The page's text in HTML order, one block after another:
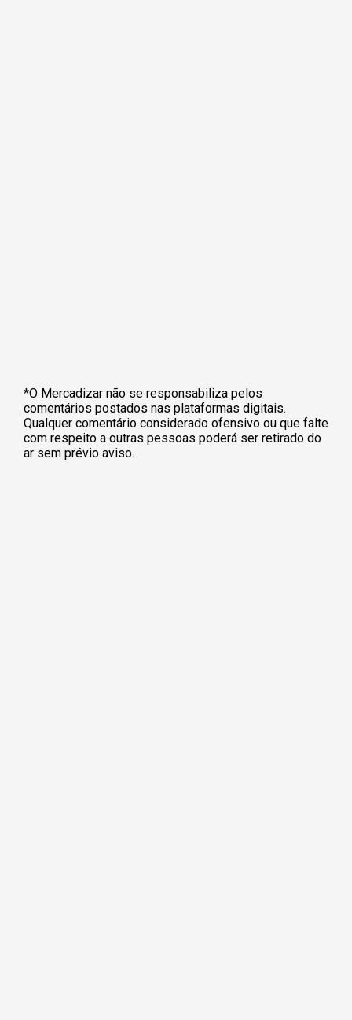
*O Mercadizar não se responsabiliza pelos
comentários postados nas plataformas digitais.
Qualquer comentário considerado ofensivo ou que falte
com respeito a outras pessoas poderá ser retirado do
ar sem prévio aviso.